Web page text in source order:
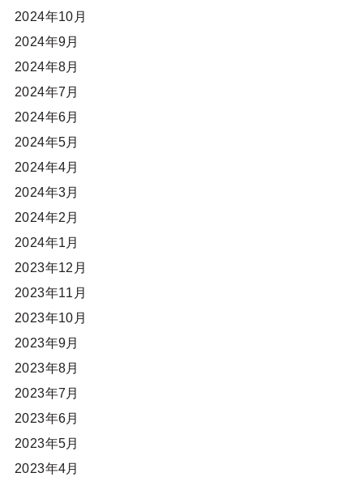
2024年10月
2024年9月
2024年8月
2024年7月
2024年6月
2024年5月
2024年4月
2024年3月
2024年2月
2024年1月
2023年12月
2023年11月
2023年10月
2023年9月
2023年8月
2023年7月
2023年6月
2023年5月
2023年4月